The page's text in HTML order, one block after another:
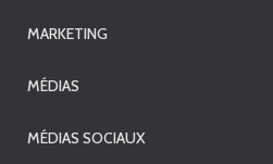
MARKETING
MÉDIAS
MÉDIAS SOCIAUX